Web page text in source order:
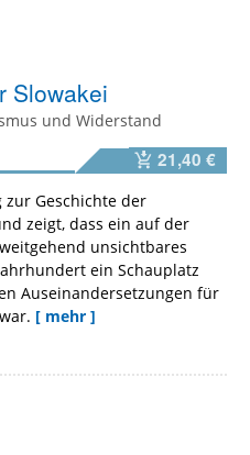
Slowakei
und Widerstand
21,40 €
zur Geschichte der
zeigt, dass ein auf der
unsichtbares
ein Schauplatz
Auseinandersetzungen für
[ mehr ]